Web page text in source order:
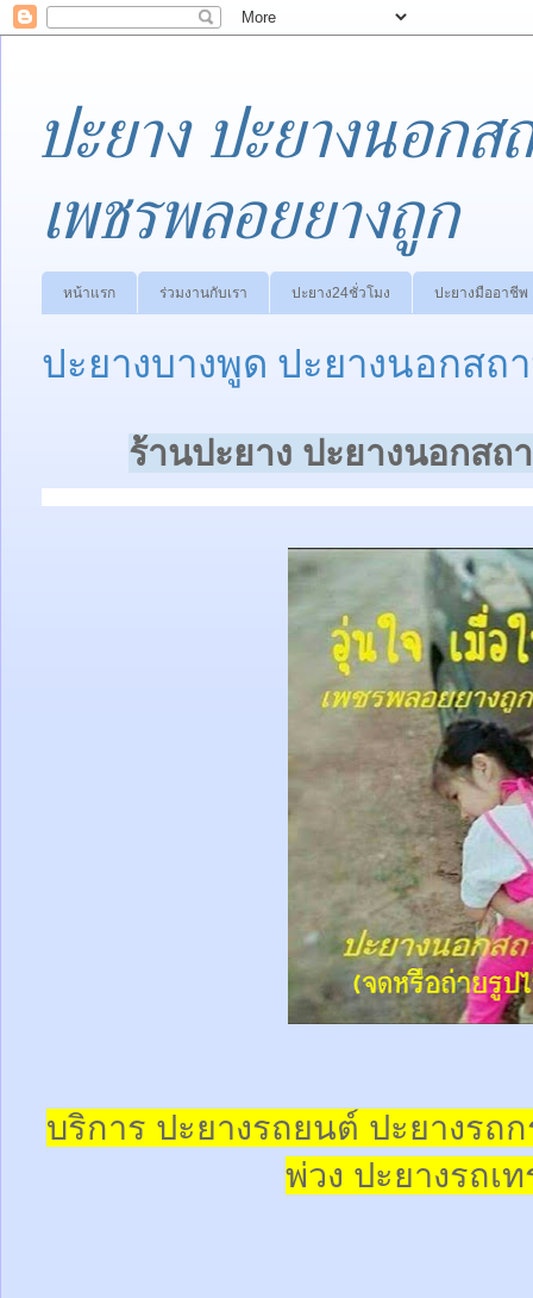
ปะยาง ปะยางนอก
เพชรพลอยยางถูก
หน้าแรก ร่วมงานกับเรา ปะยาง24ชั่วโมง ปะยางมืออาชีพ
ปะยางบางพูด ปะยางนอกสถ
ร้านปะยาง ปะยางนอกส
บริการ ปะยางรถยนต์ ปะยางรถ
พ่วง ปะยางรถเ